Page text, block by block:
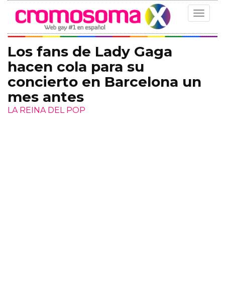
Toggle
Los fans de Lady Gaga
hacen cola para su
concierto en Barcelona un
mes antes
LA REINA DEL POP